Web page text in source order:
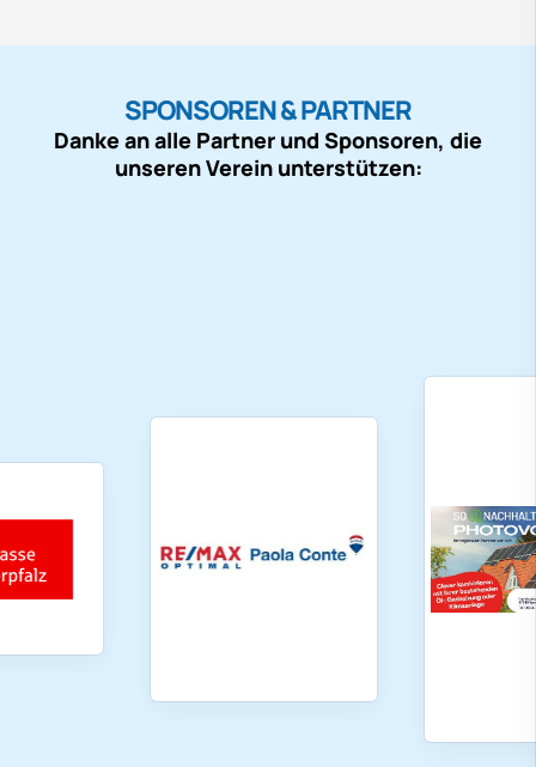
SPONSOREN & PARTNER
Danke an alle Partner und Sponsoren, die
unseren Verein unterstützen: